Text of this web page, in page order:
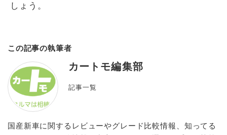
しょう。
この記事の執筆者
カートモ編集部
記事一覧
国産新車に関するレビューやグレード比較情報、知ってる